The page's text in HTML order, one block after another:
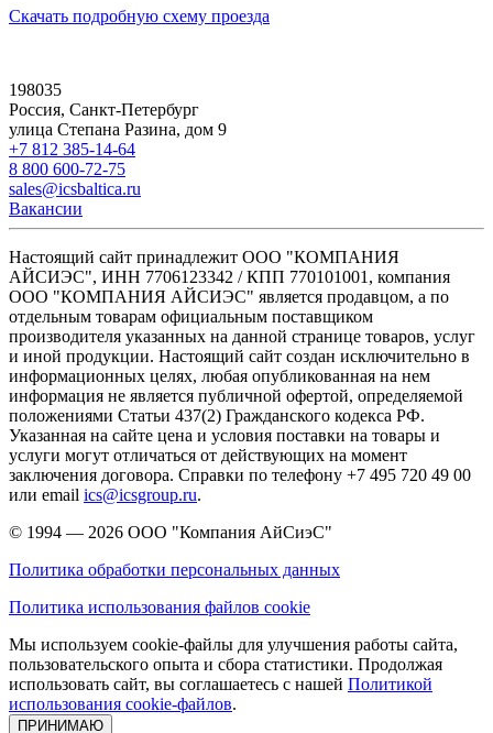
Скачать подробную схему проезда
198035
Россия, Санкт-Петербург
улица Степана Разина, дом 9
+7 812 385-14-64
8 800 600-72-75
sales@icsbaltica.ru
Вакансии
Настоящий сайт принадлежит ООО "КОМПАНИЯ
АЙСИЭС", ИНН 7706123342 / КПП 770101001, компания
ООО "КОМПАНИЯ АЙСИЭС" является продавцом, а по
отдельным товарам официальным поставщиком
производителя указанных на данной странице товаров, услуг
и иной продукции. Настоящий сайт создан исключительно в
информационных целях, любая опубликованная на нем
информация не является публичной офертой, определяемой
положениями Статьи 437(2) Гражданского кодекса РФ.
Указанная на сайте цена и условия поставки на товары и
услуги могут отличаться от действующих на момент
заключения договора. Справки по телефону +7 495 720 49 00
или email ics@icsgroup.ru.
© 1994 — 2026 ООО "Компания АйСиэС"
Политика обработки персональных данных
Политика использования файлов cookie
Мы используем cookie-файлы для улучшения работы сайта,
пользовательского опыта и сбора статистики. Продолжая
использовать сайт, вы соглашаетесь с нашей Политикой
использования cookie-файлов.
ПРИНИМАЮ